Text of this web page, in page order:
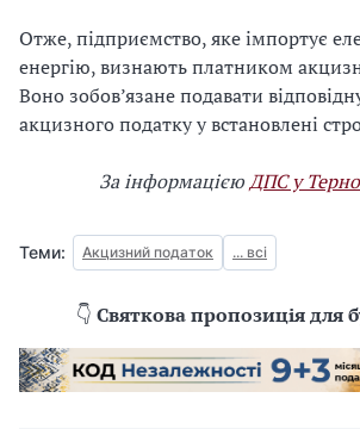
Отже, підприємство, яке імпортує
енергію, визнають платником
Воно зобов’язане подавати
акцизного податку у встановлені
За інформацієюДПС у
Теми: Акцизний податок ... всі
👇 Святкова пропозиція для